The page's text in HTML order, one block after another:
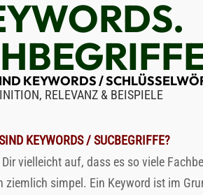
KEYWORDS /
RELEVANZ & BEISPIELE
KEYWORDS / SUCBEGRIFFE?
vielleicht auf, dass es so viele
simpel. Ein Keyword ist im